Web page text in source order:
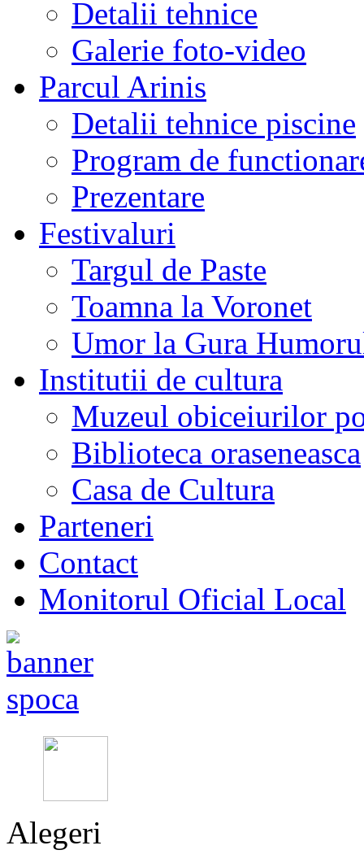
Detalii tehnice
Galerie foto-video
Parcul Arinis
Detalii tehnice piscine
Program de
Prezentare
Festivaluri
Targul de Paste
Toamna la Voronet
Umor la Gura
Institutii de cultura
Muzeul obiceiurilor
Biblioteca oraseneasca
Casa de Cultura
Parteneri
Contact
Monitorul Oficial Local
Alegeri